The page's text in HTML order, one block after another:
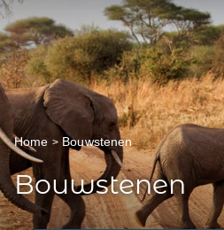
Home Bouwstenen
Bouwstenen